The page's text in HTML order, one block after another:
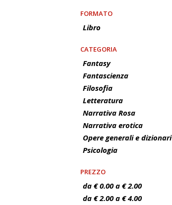
FORMATO
Libro
CATEGORIA
Fantasy
Fantascienza
Filosofia
Letteratura
Narrativa Rosa
Narrativa erotica
Opere generali e dizionari
Psicologia
PREZZO
da € 0.00 a € 2.00
da € 2.00 a € 4.00